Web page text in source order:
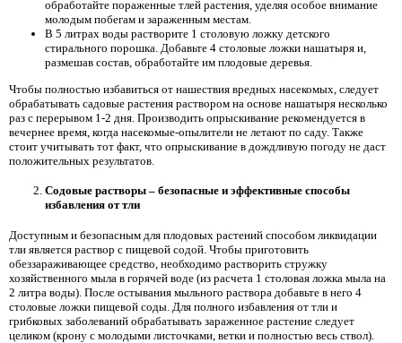
обработайте пораженные тлей растения, уделяя особое внимание
молодым побегам и зараженным местам.
В 5 литрах воды растворите 1 столовую ложку детского
стирального порошка. Добавьте 4 столовые ложки нашатыря и,
размешав состав, обработайте им плодовые деревья.
Чтобы полностью избавиться от нашествия вредных насекомых, следует
обрабатывать садовые растения раствором на основе нашатыря несколько
раз с перерывом 1-2 дня. Производить опрыскивание рекомендуется в
вечернее время, когда насекомые-опылители не летают по саду. Также
стоит учитывать тот факт, что опрыскивание в дождливую погоду не даст
положительных результатов.
Содовые растворы – безопасные и эффективные способы
избавления от тли
Доступным и безопасным для плодовых растений способом ликвидации
тли является раствор с пищевой содой. Чтобы приготовить
обеззараживающее средство, необходимо растворить стружку
хозяйственного мыла в горячей воде (из расчета 1 столовая ложка мыла на
2 литра воды). После остывания мыльного раствора добавьте в него 4
столовые ложки пищевой соды. Для полного избавления от тли и
грибковых заболеваний обрабатывать зараженное растение следует
целиком (крону с молодыми листочками, ветки и полностью весь ствол).